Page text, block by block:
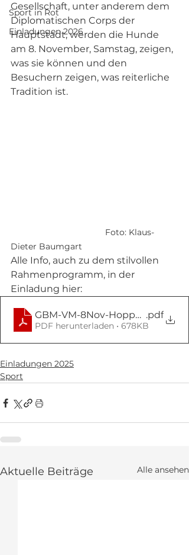
Sport in Rot
Einladungen 2026
Gesellschaft, unter anderem dem
Diplomatischen Corps der
Hauptstadt, werden die Hunde
am 8. November, Samstag, zeigen,
was sie können und den
Besuchern zeigen, was reiterliche
Tradition ist.
Foto: Klaus-
Dieter Baumgart
Alle Info, auch zu dem stilvollen
Rahmenprogramm, in der
Einladung hier:
GBM-VM-8Nov-Hoppegarten
.pdf
PDF herunterladen • 678KB
Einladungen 2025
Sport
Aktuelle Beiträge Alle ansehen